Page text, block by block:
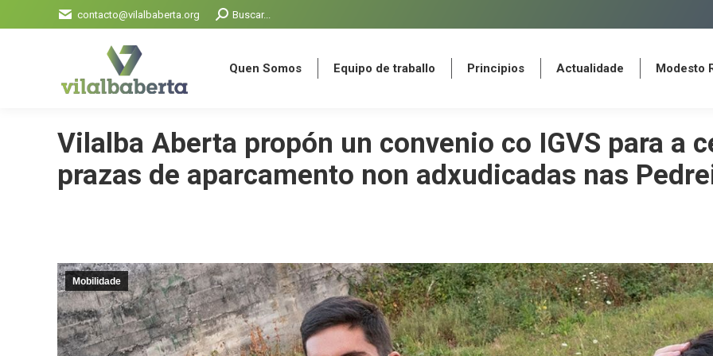
contacto@vilalbaberta.org Search:Buscar...
Quen Somos Equipo de traballo Principios Actualidade Modesto
Vilalba Aberta propón un convenio co IGVS para a
prazas de aparcamento non adxudicadas nas
Mobilidade
Quen Somos Equipo de traballo Principios Actualidade Modesto